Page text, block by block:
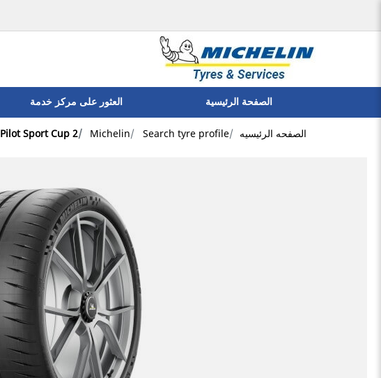
الصفحة الرئيسية العثور على مركز خدمة
الصفحه الرئيسيه Search tyre profile
Michelin
Pilot Sport Cup 2